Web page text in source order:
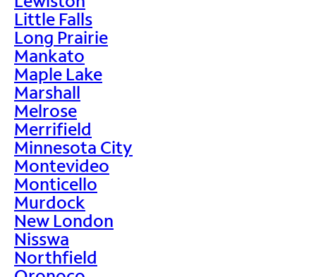
Little Falls
Long Prairie
Mankato
Maple Lake
Marshall
Melrose
Merrifield
Minnesota City
Montevideo
Monticello
Murdock
New London
Nisswa
Northfield